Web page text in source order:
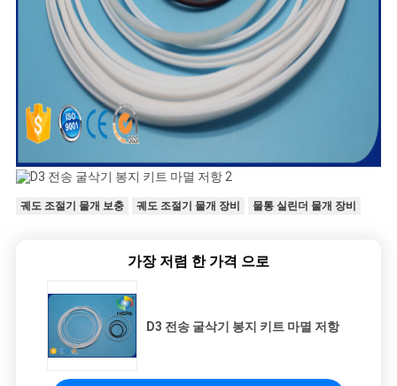
궤도 조절기 물개 보충 궤도 조절기 물개 장비 물통 실린더 물개 장비
가장 저렴 한 가격 으로
D3 전송 굴삭기 봉지 키트 마멸 저항